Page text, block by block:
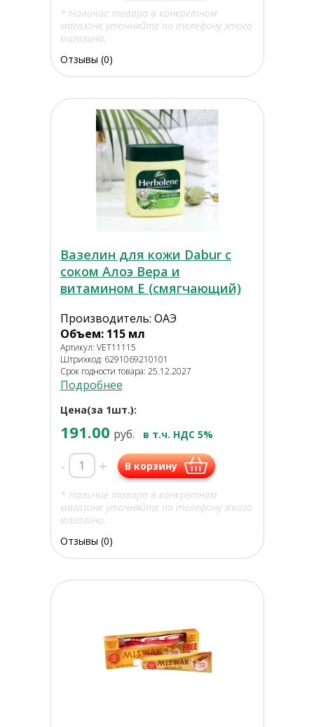
* Наличие товара в конкретном
магазине уточняйте по телефону этого
магазина.
Отзывы (0)
Вазелин для кожи Dabur с
соком Алоэ Вера и
витамином Е (смягчающий)
Производитель: ОАЭ
Объем: 115 мл
Артикул: VET11115
Штрихкод: 6291069210101
Срок годности товара: 25.12.2027
Подробнее
Цена(за 1шт.):
191.00 руб. в т.ч. НДС 5%
- + В корзину
* Наличие товара в конкретном
магазине уточняйте по телефону этого
магазина.
Отзывы (0)